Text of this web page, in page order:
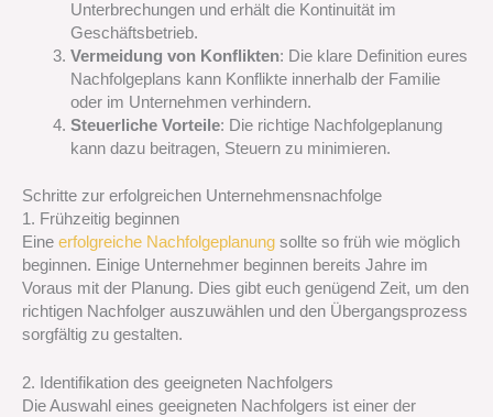
Unterbrechungen und erhält die Kontinuität im
Geschäftsbetrieb.
Vermeidung von Konflikten: Die klare Definition eures
Nachfolgeplans kann Konflikte innerhalb der Familie
oder im Unternehmen verhindern.
Steuerliche Vorteile: Die richtige Nachfolgeplanung
kann dazu beitragen, Steuern zu minimieren.
Schritte zur erfolgreichen Unternehmensnachfolge
1. Frühzeitig beginnen
Eine erfolgreiche Nachfolgeplanung sollte so früh wie möglich
beginnen. Einige Unternehmer beginnen bereits Jahre im
Voraus mit der Planung. Dies gibt euch genügend Zeit, um den
richtigen Nachfolger auszuwählen und den Übergangsprozess
sorgfältig zu gestalten.
2. Identifikation des geeigneten Nachfolgers
Die Auswahl eines geeigneten Nachfolgers ist einer der